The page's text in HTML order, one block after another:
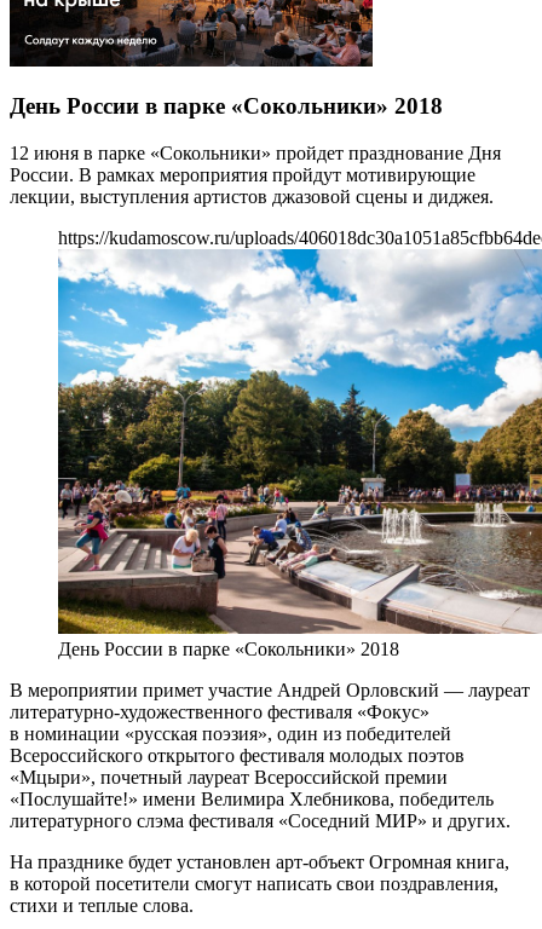
День России в парке «Сокольники» 2018
12 июня в парке «Сокольники» пройдет празднование Дня
России. В рамках мероприятия пройдут мотивирующие
лекции, выступления артистов джазовой сцены и диджея.
https://kudamoscow.ru/uploads/
День России в парке «Сокольники» 2018
В мероприятии примет участие Андрей Орловский — лауреат
литературно-художественного фестиваля «Фокус»
в номинации «русская поэзия», один из победителей
Всероссийского открытого фестиваля молодых поэтов
«Мцыри», почетный лауреат Всероссийской премии
«Послушайте!» имени Велимира Хлебникова, победитель
литературного слэма фестиваля «Соседний МИР» и других.
На празднике будет установлен арт-объект Огромная книга,
в которой посетители смогут написать свои поздравления,
стихи и теплые слова.